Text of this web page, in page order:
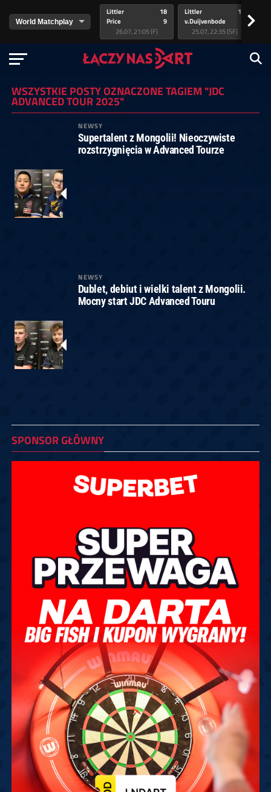
Littler
Price
18
9
26.07, 21:05 (F)
Littler
v.Duijvenbode
17
25.07, 22:35 (SF)
>
WSZYSTKIE POSTY OZNACZONE TAGIEM "JDC
ADVANCED TOUR 2025"
NEWSY
Supertalent z Mongolii! Nieoczywiste
rozstrzygnięcia w Advanced Tourze
NEWSY
Dublet, debiut i wielki talent z Mongolii.
Mocny start JDC Advanced Touru
SPONSOR GŁÓWNY